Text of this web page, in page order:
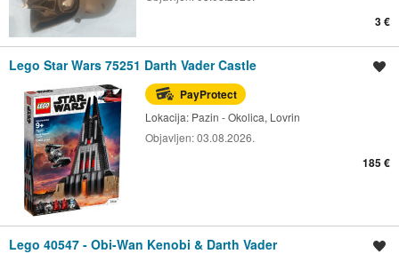
3 €
Lego Star Wars 75251 Darth Vader Castle
PayProtect
Lokacija: Pazin - Okolica, Lovrin
Objavljen:03.08.2026.
185 €
Lego 40547 - Obi-Wan Kenobi & Darth Vader